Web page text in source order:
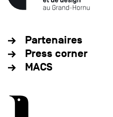
Partenaires
Press corner
MACS